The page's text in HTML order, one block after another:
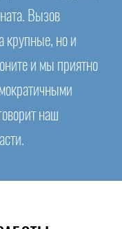
Вызов
крупные, но и
и мы приятно
наш